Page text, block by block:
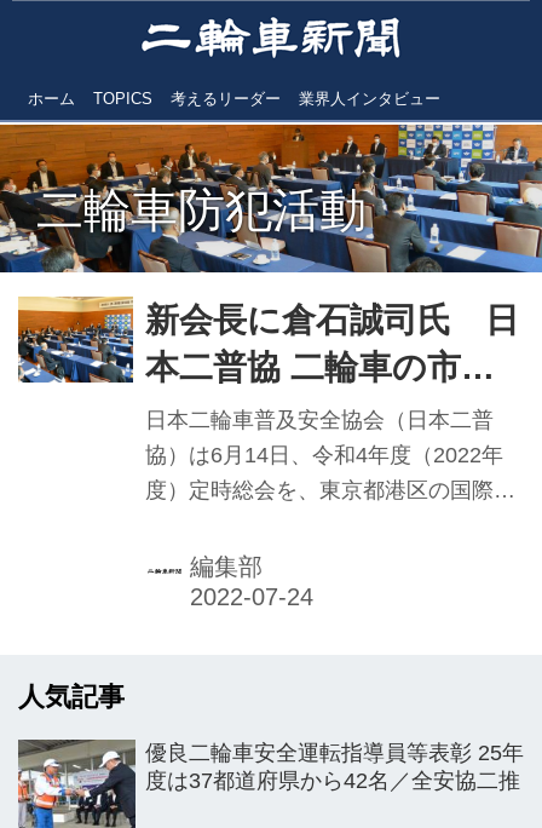
ホーム TOPICS 考えるリーダー 業界人インタビュー
二輪車防犯活動
新会長に倉石誠司氏 日
本二普協 二輪車の市場
活性・健全発展へ向け意
欲 令和4年度定時総会
開く
日本二輪車普及安全協会（日本二普
協）は6月14日、令和4年度（2022年
度）定時総会を、東京都港区の国際文
今年も新型コロナウイルス感染症予防
対策徹底のもと、出席者数を必要最小
た議案が承認、可決されたほか、22年
度事業計画／同収支予算の報告が行わ
編集部
人気記事
優良二輪車安全運転指導員等表彰 25年
度は37都道府県から42名／全安協二推